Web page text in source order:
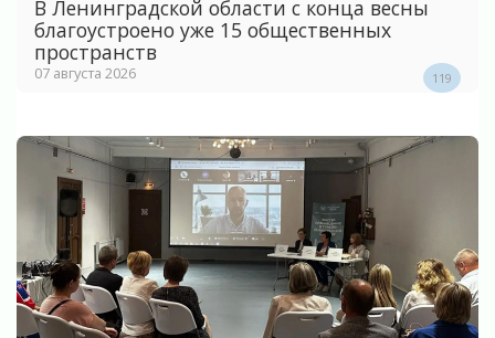
В Ленинградской области с конца весны
благоустроено уже 15 общественных
пространств
07 августа 2026 119